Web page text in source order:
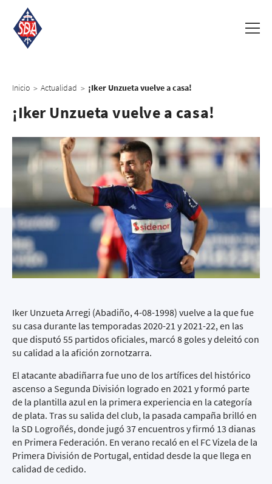
Inicio > Actualidad > ¡Iker Unzueta vuelve a casa!
¡Iker Unzueta vuelve a casa!
Iker Unzueta Arregi (Abadiño, 4-08-1998) vuelve a la que fue
su casa durante las temporadas 2020-21 y 2021-22, en las
que disputó 55 partidos oficiales, marcó 8 goles y deleitó con
su calidad a la afición zornotzarra.
El atacante abadiñarra fue uno de los artífices del histórico
ascenso a Segunda División logrado en 2021 y formó parte
de la plantilla azul en la primera experiencia en la categoría
de plata. Tras su salida del club, la pasada campaña brilló en
la SD Logroñés, donde jugó 37 encuentros y firmó 13 dianas
en Primera Federación. En verano recaló en el FC Vizela de la
Primera División de Portugal, entidad desde la que llega en
calidad de cedido.